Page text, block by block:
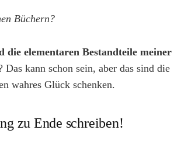
Büchern?
elementaren Bestandteile meiner
kann schon sein, aber das sind die
wahres Glück schenken.
zu Ende schreiben!